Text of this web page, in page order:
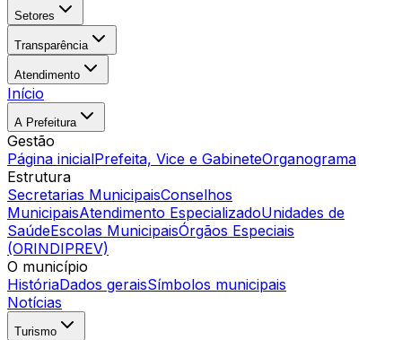
Setores
Transparência
Atendimento
Início
A Prefeitura
Gestão
Página inicialPrefeita, Vice e GabineteOrganograma
Estrutura
Secretarias MunicipaisConselhos
MunicipaisAtendimento EspecializadoUnidades de
SaúdeEscolas MunicipaisÓrgãos Especiais
(ORINDIPREV)
O município
HistóriaDados geraisSímbolos municipais
Notícias
Turismo